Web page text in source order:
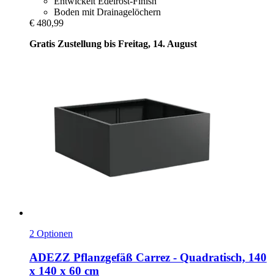
Boden mit Drainagelöchern
€ 480,99
Gratis Zustellung bis Freitag, 14. August
2 Optionen
ADEZZ Pflanzgefäß Carrez -​ Quadratisch, 140
x 140 x 60 cm